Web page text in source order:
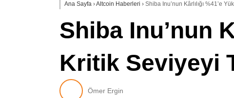
Ana Sayfa ›Altcoin Haberleri › Shiba Inu’nun Kârlılığı %41’e
Shiba Inu’nun
Kritik Seviyeyi
Ömer Ergin